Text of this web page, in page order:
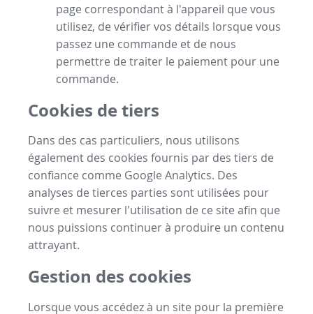
page correspondant à l'appareil que vous
utilisez, de vérifier vos détails lorsque vous
passez une commande et de nous
permettre de traiter le paiement pour une
commande.
Cookies de tiers
Dans des cas particuliers, nous utilisons
également des cookies fournis par des tiers de
confiance comme Google Analytics. Des
analyses de tierces parties sont utilisées pour
suivre et mesurer l'utilisation de ce site afin que
nous puissions continuer à produire un contenu
attrayant.
Gestion des cookies
Lorsque vous accédez à un site pour la première